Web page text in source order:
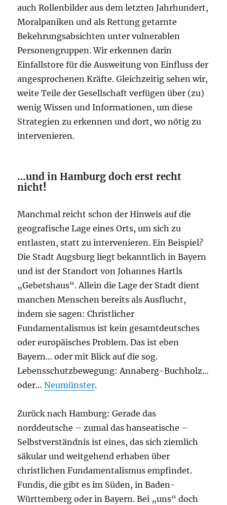
auch Rollenbilder aus dem letzten Jahrhundert,
Moralpaniken und als Rettung getarnte
Bekehrungsabsichten unter vulnerablen
Personengruppen. Wir erkennen darin
Einfallstore für die Ausweitung von Einfluss der
angesprochenen Kräfte. Gleichzeitig sehen wir,
weite Teile der Gesellschaft verfügen über (zu)
wenig Wissen und Informationen, um diese
Strategien zu erkennen und dort, wo nötig zu
intervenieren.
…und in Hamburg doch erst recht
nicht!
Manchmal reicht schon der Hinweis auf die
geografische Lage eines Orts, um sich zu
entlasten, statt zu intervenieren. Ein Beispiel?
Die Stadt Augsburg liegt bekanntlich in Bayern
und ist der Standort von Johannes Hartls
„Gebetshaus“. Allein die Lage der Stadt dient
manchen Menschen bereits als Ausflucht,
indem sie sagen: Christlicher
Fundamentalismus ist kein gesamtdeutsches
oder europäisches Problem. Das ist eben
Bayern… oder mit Blick auf die sog.
Lebensschutzbewegung: Annaberg-Buchholz…
oder…Neumünster.
Zurück nach Hamburg: Gerade das
norddeutsche – zumal das hanseatische –
Selbstverständnis ist eines, das sich ziemlich
säkular und weitgehend erhaben über
christlichen Fundamentalismus empfindet.
Fundis, die gibt es im Süden, in Baden-
Württemberg oder in Bayern. Bei „uns“ doch